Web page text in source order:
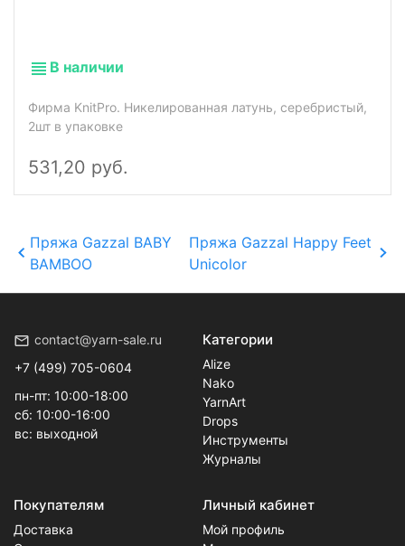
В наличии
Фирма KnitPro. Никелированная латунь, серебристый,
2шт в упаковке
531,20 руб.
Пряжа Gazzal BABY
BAMBOO
Пряжа Gazzal Happy Feet
Unicolor
contact@yarn-sale.ru
+7 (499) 705-0604
пн-пт: 10:00-18:00
сб: 10:00-16:00
вс: выходной
Категории
Alize
Nako
YarnArt
Drops
Инструменты
Журналы
Покупателям
Доставка
Личный кабинет
Мой профиль